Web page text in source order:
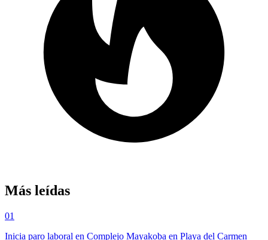
Más leídas
01
Inicia paro laboral en Complejo Mayakoba en Playa del Carmen